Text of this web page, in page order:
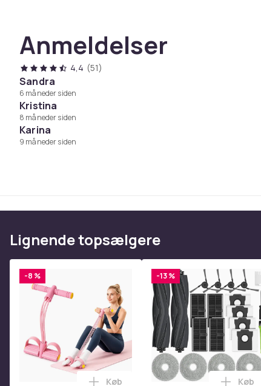
Råd: Den er desuden meget effektiv mod knopper
Vegansk, ikke testet på dyr og fremstillet af
VIDENSKABEN BAG PRODUKTET:
AHA/BHA:
mandelsyre, salicylsyre, citronsyre,
Effektiv mod: rynker, pigmentering, akne, giver
opnår et tykkere lag af levende hudceller.
inflammatorisk og talg regulerende. Den er
Acerola Kirsebær ekstrakt: Målinger viser at
vitamin C. Den er meget gavnlig for huden og giver
Fucogel : Har en lindrende effekt på huden, mens
Hassel ekstrakt: Normaliserer hudens talg
nedbringer inflammation.
Anmeldelser
4,4 (51)
Sandra
6 måneder siden
Kristina
8 måneder siden
Karina
9 måneder siden
Lignende topsælgere
-8 %
Køb
-13 %
Køb